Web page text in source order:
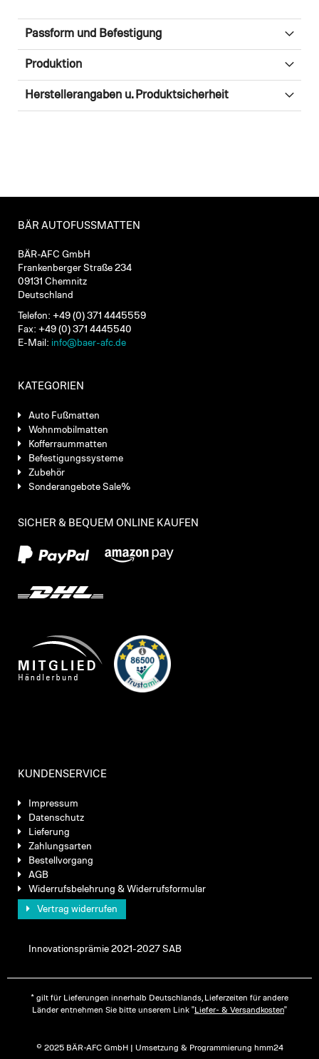
Passform und Befestigung
Produktion
Herstellerangaben u. Produktsicherheit
BÄR AUTOFUSSMATTEN
BÄR-AFC GmbH
Frankenberger Straße 234
09131 Chemnitz
Deutschland
Telefon: +49 (0) 371 4445559
Fax: +49 (0) 371 4445540
E-Mail: info@baer-afc.de
KATEGORIEN
Auto Fußmatten
Wohnmobilmatten
Kofferraummatten
Befestigungssysteme
Zubehör
Sonderangebote Sale%
SICHER & BEQUEM ONLINE KAUFEN
KUNDENSERVICE
Impressum
Datenschutz
Lieferung
Zahlungsarten
Bestellvorgang
AGB
Widerrufsbelehrung & Widerrufsformular
Vertrag widerrufen
Innovationsprämie 2021-2027 SAB
* gilt für Lieferungen innerhalb Deutschlands, Lieferzeiten für andere
Länder entnehmen Sie bitte unserem Link "Liefer- & Versandkosten"
© 2025 BÄR-AFC GmbH | Umsetzung & Programmierung hmm24